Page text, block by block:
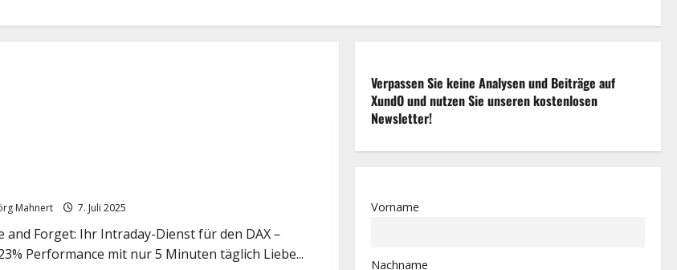
Mahnert 7. Juli 2025
and Forget: Ihr Intraday-Dienst für den DAX –
Performance mit nur 5 Minuten täglich Liebe...
Verpassen Sie keine Analysen und Beiträge auf
XundO und nutzen Sie unseren kostenlosen
Newsletter!
Vorname
Nachname